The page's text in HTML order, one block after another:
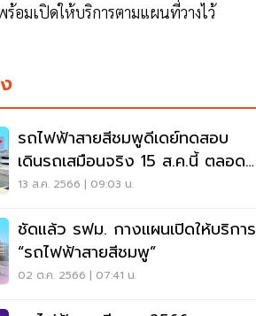
อมเปิดให้บริการตามแผนที่วางไว้
รถไฟฟ้าสายสีชมพูดีเดย์ทดสอบ
เดินรถเสมือนจริง 15 ส.ค.นี้ ตลอด
ทั้งสาย 30 สถานี
13 ส.ค. 2566 | 09:03 น.
ชัดแล้ว รฟม. กางแผนเปิดให้บริการ
“รถไฟฟ้าสายสีชมพู”
02 ต.ค. 2566 | 07:41 น.